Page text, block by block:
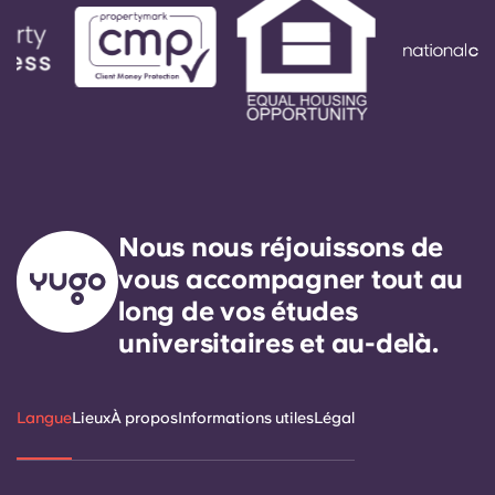
Nous nous réjouissons de
vous accompagner tout au
long de vos études
universitaires et au-delà.
LangueLieuxÀ proposInformations utilesLégal